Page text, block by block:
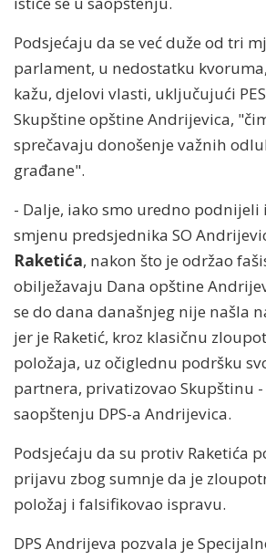
Podsjećaju da se već duže od tri
parlament, u nedostatku
kažu, djelovi vlasti, uključujući
Skupštine opštine Andrijevica,
sprečavaju donošenje važnih
građane".
- Dalje, iako smo uredno podnijeli
smjenu predsjednika SO
Raketića, nakon što je održao
obilježavaju Dana opštine
se do dana današnjeg nije našla
jer je Raketić, kroz klasičnu
položaja, uz očiglednu podršku
partnera, privatizovao Skupštinu -
saopštenju DPS-a Andrijevica.
Podsjećaju da su protiv Raketića
prijavu zbog sumnje da je
položaj i falsifikovao ispravu.
DPS Andrijeva pozvala je